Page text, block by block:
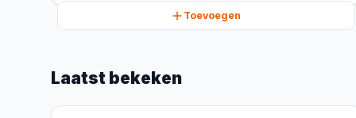
Toevoegen
Laatst bekeken